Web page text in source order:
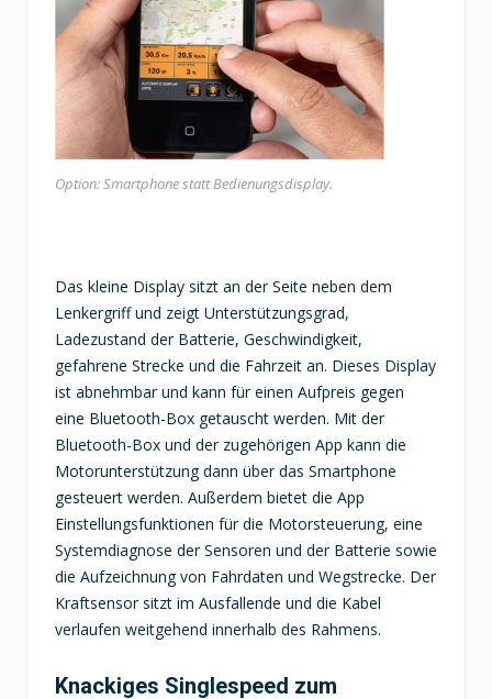
Option: Smartphone statt Bedienungsdisplay.
Das kleine Display sitzt an der Seite neben dem
Lenkergriff und zeigt Unterstützungsgrad,
Ladezustand der Batterie, Geschwindigkeit,
gefahrene Strecke und die Fahrzeit an. Dieses Display
ist abnehmbar und kann für einen Aufpreis gegen
eine Bluetooth-Box getauscht werden. Mit der
Bluetooth-Box und der zugehörigen App kann die
Motorunterstützung dann über das Smartphone
gesteuert werden. Außerdem bietet die App
Einstellungsfunktionen für die Motorsteuerung, eine
Systemdiagnose der Sensoren und der Batterie sowie
die Aufzeichnung von Fahrdaten und Wegstrecke. Der
Kraftsensor sitzt im Ausfallende und die Kabel
verlaufen weitgehend innerhalb des Rahmens.
Knackiges Singlespeed zum